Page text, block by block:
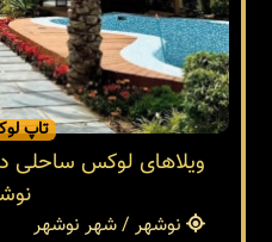
تاپ
ویلاهای لوکس ساحلی
نوشهر / شهر نوشهر